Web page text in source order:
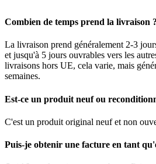
Combien de temps prend la livraison ?
La livraison prend généralement 2-3
et jusqu'à 5 jours ouvrables vers les
livraisons hors UE, cela varie, mais
semaines.
Est-ce un produit neuf ou
C'est un produit original neuf et non
Puis-je obtenir une facture en tant